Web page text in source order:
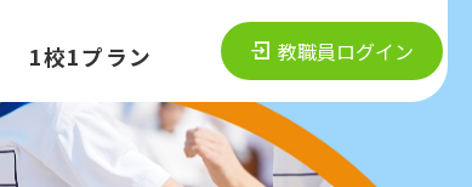
1校1プラン 教職員ログイン